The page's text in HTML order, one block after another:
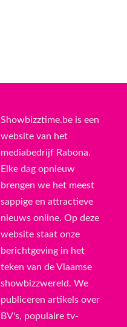
Showbizztime.be is een
website van het
mediabedrijf Rabona.
Elke dag opnieuw
brengen we het meest
sappige en attractieve
nieuws online. Op deze
website staat onze
berichtgeving in het
teken van de Vlaamse
showbizzwereld. We
publiceren artikels over
BV's, populaire tv-